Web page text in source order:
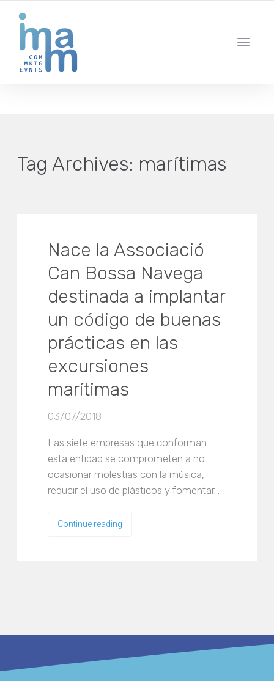
IBIZA · MADRID · BARCELONA
Tag Archives: marítimas
Nace la Associació
Can Bossa Navega
destinada a implantar
un código de buenas
prácticas en las
excursiones
marítimas
03/07/2018
Las siete empresas que conforman
esta entidad se comprometen a no
ocasionar molestias con la música,
reducir el uso de plásticos y fomentar…
Continue reading